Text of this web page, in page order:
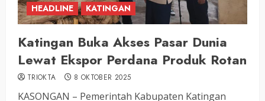
HEADLINE KATINGAN
Katingan Buka Akses Pasar Dunia
Lewat Ekspor Perdana Produk Rotan
TRIOKTA 8 OKTOBER 2025
KASONGAN – Pemerintah Kabupaten Katingan